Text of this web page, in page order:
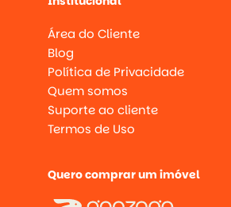
Área do Cliente
Blog
Política de Privacidade
Quem somos
Suporte ao cliente
Termos de Uso
Quero comprar um imóvel